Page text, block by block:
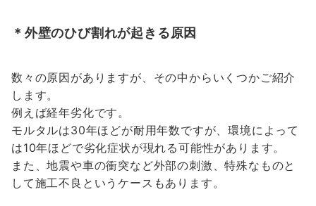
＊外壁のひび割れが起きる原因
数々の原因がありますが、その中からいくつかご紹介
します。
例えば経年劣化です。
モルタルは30年ほどが耐用年数ですが、環境によって
は10年ほどで劣化症状が現れる可能性があります。
また、地震や車の衝突など外部の刺激、特殊なものと
して施工不良というケースもあります。